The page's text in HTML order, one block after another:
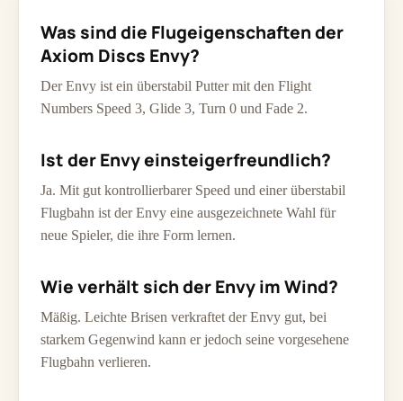
Was sind die Flugeigenschaften der
Axiom Discs Envy?
Der Envy ist ein überstabil Putter mit den Flight
Numbers Speed 3, Glide 3, Turn 0 und Fade 2.
Ist der Envy einsteigerfreundlich?
Ja. Mit gut kontrollierbarer Speed und einer überstabil
Flugbahn ist der Envy eine ausgezeichnete Wahl für
neue Spieler, die ihre Form lernen.
Wie verhält sich der Envy im Wind?
Mäßig. Leichte Brisen verkraftet der Envy gut, bei
starkem Gegenwind kann er jedoch seine vorgesehene
Flugbahn verlieren.